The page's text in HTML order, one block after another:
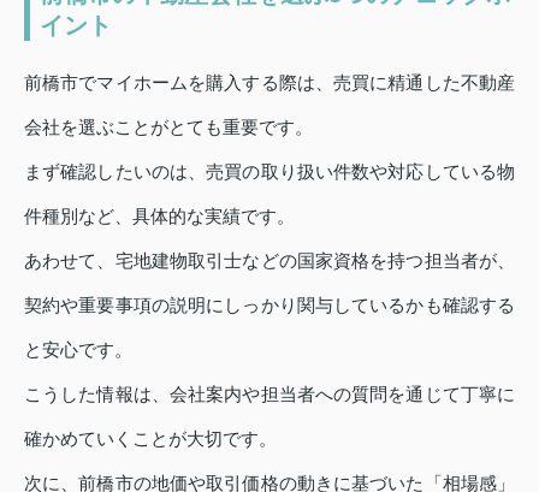
イント
前橋市でマイホームを購入する際は、売買に精通した不動産
会社を選ぶことがとても重要です。
まず確認したいのは、売買の取り扱い件数や対応している物
件種別など、具体的な実績です。
あわせて、宅地建物取引士などの国家資格を持つ担当者が、
契約や重要事項の説明にしっかり関与しているかも確認する
と安心です。
こうした情報は、会社案内や担当者への質問を通じて丁寧に
確かめていくことが大切です。
次に、前橋市の地価や取引価格の動きに基づいた「相場感」